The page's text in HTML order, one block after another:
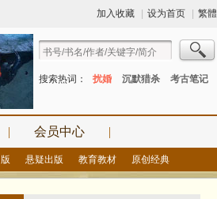
加入收藏 设为首页 繁體
搜索热词： 扰婚 沉默猎杀 考古笔记
| 会员中心 |
悬疑出版 教育教材 原创经典